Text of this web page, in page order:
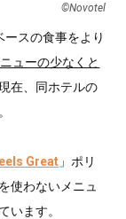
©︎Novotel
スの食事をより
ューの少なくと
在、同ホテルの
Great 」ポリ
使わないメニュ
います。